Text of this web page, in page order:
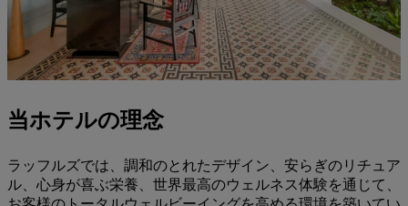
当ホテルの理念
ラッフルズでは、調和のとれたデザイン、安らぎのリチュア
ル、心身が喜ぶ栄養、世界最高のウェルネス体験を通じて、